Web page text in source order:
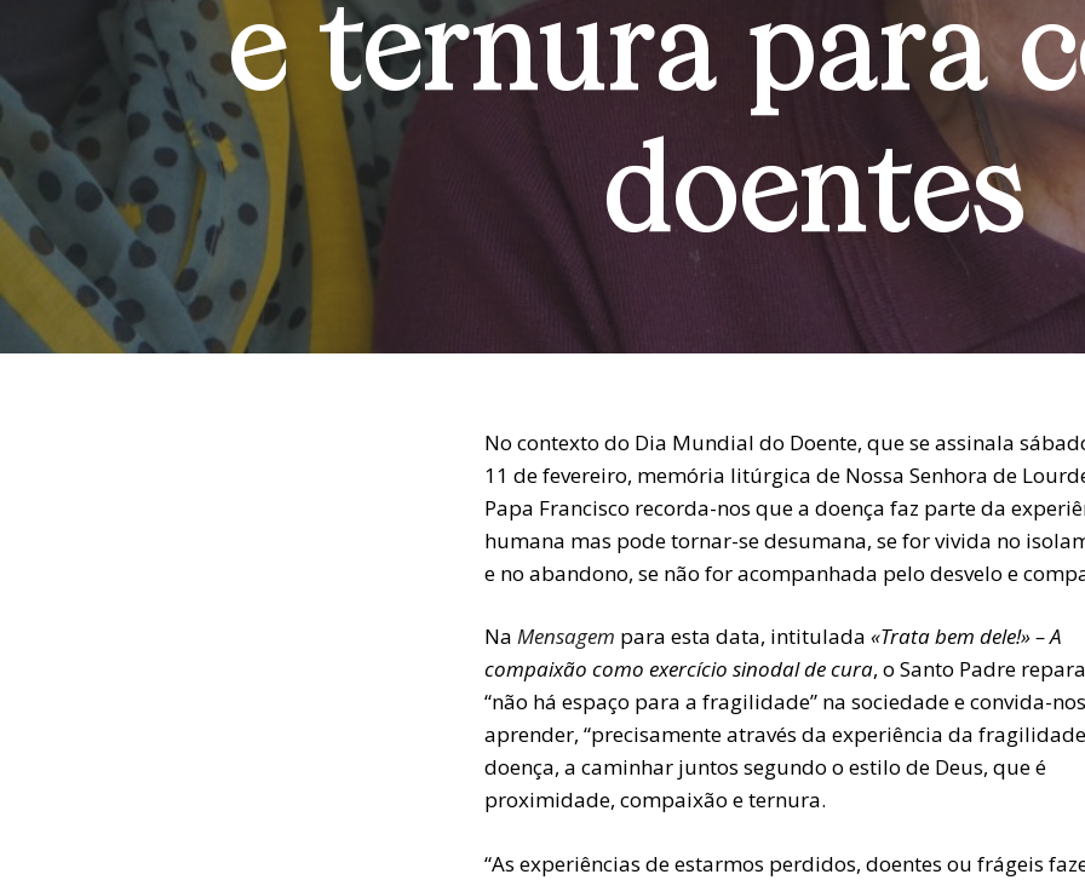
e ternura para
doentes
No contexto do Dia Mundial do Doente, que se assinala
11 de fevereiro, memória litúrgica de Nossa Senhora de
Papa Francisco recorda-nos que a doença faz parte da
humana mas pode tornar-se desumana, se for vivida no
e no abandono, se não for acompanhada pelo desvelo e
Na Mensagem para esta data, intitulada «Trata bem dele!» – A
compaixão como exercício sinodal de cura, o Santo Padre
“não há espaço para a fragilidade” na sociedade e convida-
aprender, “precisamente através da experiência da
doença, a caminhar juntos segundo o estilo de Deus, que é
proximidade, compaixão e ternura.
“As experiências de estarmos perdidos, doentes ou frágeis